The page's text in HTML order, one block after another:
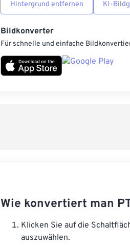
Hintergrund entfernen KI-
Bildkonverter
Für schnelle und einfache
Wie konvertiert man
Klicken Sie auf die
auszuwählen.